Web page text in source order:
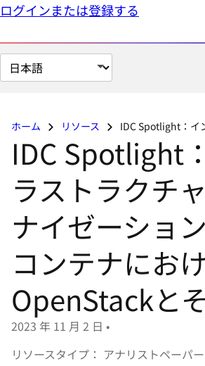
ログインまたは登録する
ペ
ー
の
い
ホーム リソース IDC Spotlight：インフラストラクチャのモダナイゼ
IDC Spotlight
ラストラクチ
ナイゼーショ
コンテナにお
OpenStackと
2023 年 11 月 2 日 •
リソースタイプ： アナリストペーパー